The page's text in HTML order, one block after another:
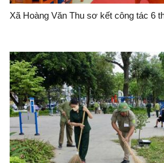
Xã Hoàng Văn Thu sơ kết công tác 6